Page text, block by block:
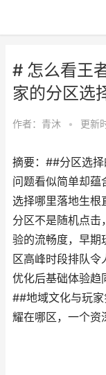
# 怎么看王
家的分区选
作者： 青沐 • 更新
摘要：##分区选
问题看似简单却蕴
选择哪里落地生根
分区不是随机点击
验的流畅度，早期
区高峰时段排队
优化后基础体验趋
##地域文化与玩
耀在哪区，一个资